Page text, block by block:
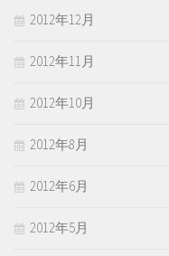
2012年12月
2012年11月
2012年10月
2012年8月
2012年6月
2012年5月